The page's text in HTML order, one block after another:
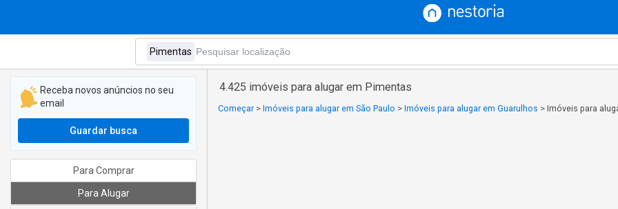
4.425 imóveis para alugar em Pimentas
Começar > Imóveis para alugar em São Paulo > Imóveis para alugar em Guarulhos > Imóveis para
Receba novos anúncios no seu
email
Guardar busca
Para Comprar
Para Alugar